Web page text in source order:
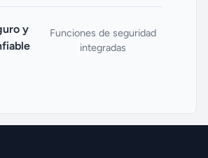
y
Funciones de seguridad
integradas